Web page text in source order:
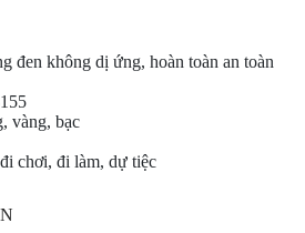
đen không dị ứng, hoàn toàn an toàn
vàng, bạc
chơi, đi làm, dự tiệc